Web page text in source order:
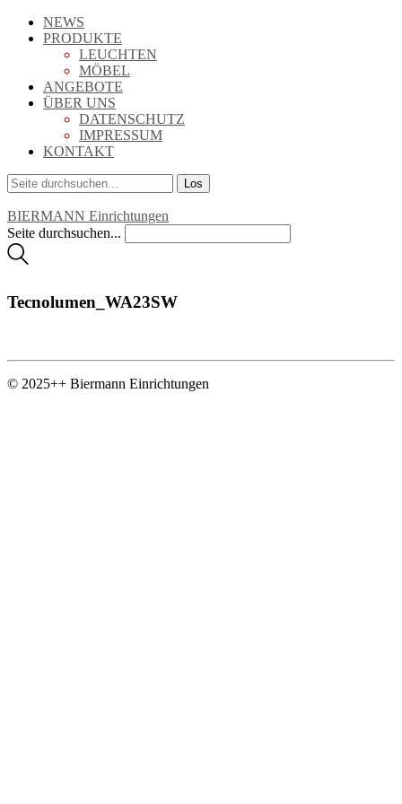
NEWS
PRODUKTE
LEUCHTEN
MÖBEL
ANGEBOTE
ÜBER UNS
DATENSCHUTZ
IMPRESSUM
KONTAKT
BIERMANN Einrichtungen
Seite durchsuchen...
Tecnolumen_WA23SW
© 2025++ Biermann Einrichtungen